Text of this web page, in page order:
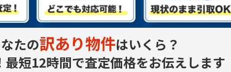
たの訳あり物件はいくら？
最短12時間で査定価格をお伝えします